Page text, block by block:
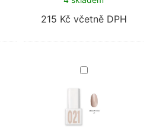
215 Kč včetně DPH
021
CREAM
ROSE
JZ
Nails
Group